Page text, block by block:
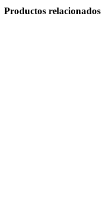
Productos relacionados